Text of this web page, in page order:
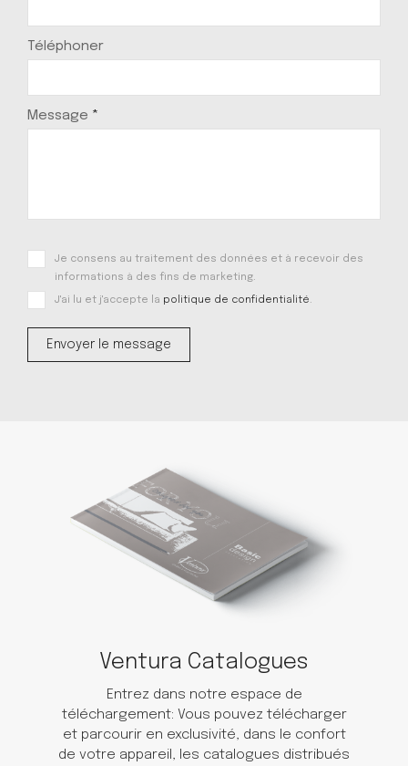
Téléphoner
Message *
Je consens au traitement des données et à recevoir des
informations à des fins de marketing.
J'ai lu et j'accepte la politique de confidentialité.
Ventura Catalogues
Entrez dans notre espace de
téléchargement: Vous pouvez télécharger
et parcourir en exclusivité, dans le confort
de votre appareil, les catalogues distribués